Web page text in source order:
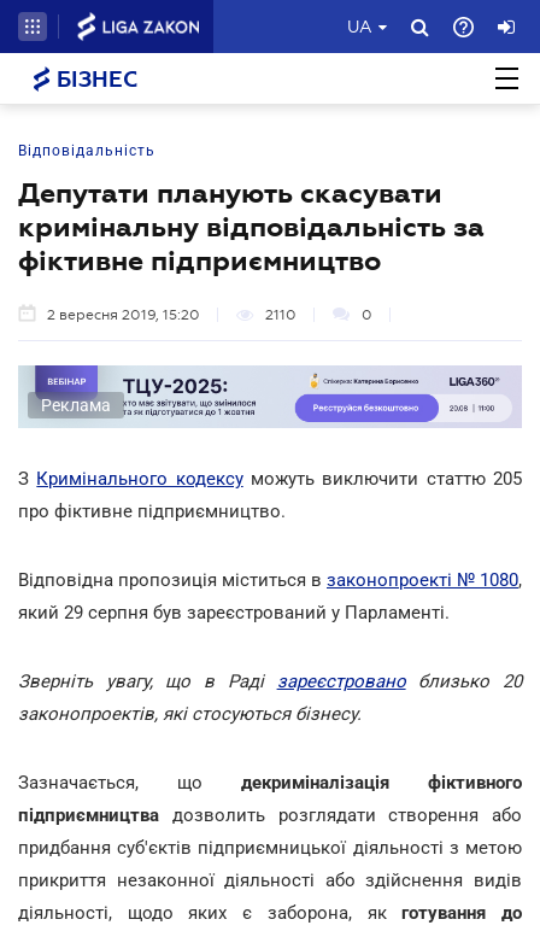
UA
БІЗНЕС
Відповідальність
Депутати планують скасувати
кримінальну відповідальність за
фіктивне підприємництво
2 вересня 2019, 15:20 2110 0
Реклама
З Кримінального кодексуможуть виключити статтю 205
про фіктивне підприємництво.
Відповідна пропозиція міститься в законопроекті № 1080,
який 29 серпня був зареєстрований у Парламенті.
Зверніть увагу, що в Раді зареєстрованоблизько 20
законопроектів, які стосуються бізнесу.
Зазначається, що декриміналізація фіктивного
підприємництва дозволить розглядати створення або
придбання суб'єктів підприємницької діяльності з метою
прикриття незаконної діяльності або здійснення видів
діяльності, щодо яких є заборона, якготування до